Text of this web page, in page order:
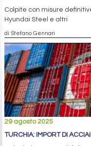
Colpite con misure
Hyundai Steel e altri
di Stefano Gennari
29 agosto 2025
TURCHIA: IMPORT DI